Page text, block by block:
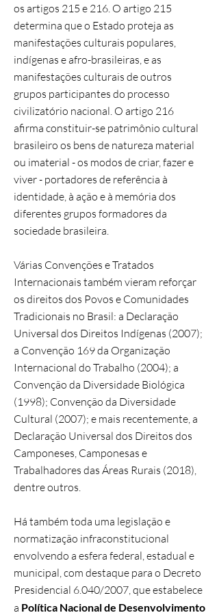
os artigos 215 e 216. O artigo 215
determina que o Estado proteja as
manifestações culturais populares,
indígenas e afro-brasileiras, e as
manifestações culturais de outros
grupos participantes do processo
civilizatório nacional. O artigo 216
afirma constituir-se patrimônio cultural
brasileiro os bens de natureza material
ou imaterial - os modos de criar, fazer e
viver - portadores de referência à
identidade, à ação e à memória dos
diferentes grupos formadores da
sociedade brasileira.
Várias Convenções e Tratados
Internacionais também vieram reforçar
os direitos dos Povos e Comunidades
Tradicionais no Brasil: a Declaração
Universal dos Direitos Indígenas (2007);
a Convenção 169 da Organização
Internacional do Trabalho (2004); a
Convenção da Diversidade Biológica
(1998); Convenção da Diversidade
Cultural (2007); e mais recentemente, a
Declaração Universal dos Direitos dos
Camponeses, Camponesas e
Trabalhadores das Áreas Rurais (2018),
dentre outros.
Há também toda uma legislação e
normatização infraconstitucional
envolvendo a esfera federal, estadual e
municipal, com destaque para o Decreto
Presidencial 6.040/2007, que estabelece
a Política Nacional de Desenvolvimento